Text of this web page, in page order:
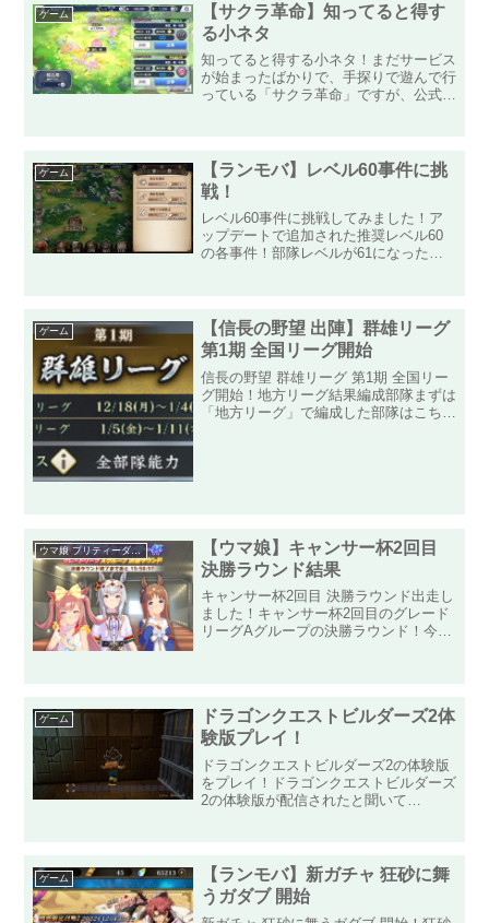
ゲーム
【サクラ革命】知ってると得す
る小ネタ
知ってると得する小ネタ！まだサービス
が始まったばかりで、手探りで遊んで行
っている「サクラ革命」ですが、公式か
分は公式のTwitter...
ゲーム
【ランモバ】レベル60事件に挑
戦！
レベル60事件に挑戦してみました！ア
ップデートで追加された推奨レベル60
の各事件！部隊レベルが61になったの
るアイテムが初登場の「村...
ゲーム
【信長の野望 出陣】群雄リーグ
第1期 全国リーグ開始
信長の野望 群雄リーグ 第1期 全国リー
グ開始！地方リーグ結果編成部隊まずは
「地方リーグ」で編成した部隊はこちら
ウマ娘 プリティーダービー
【ウマ娘】キャンサー杯2回目
決勝ラウンド結果
キャンサー杯2回目 決勝ラウンド出走し
ました！キャンサー杯2回目のグレード
リーグAグループの決勝ラウンド！今回
ゲーム
ドラゴンクエストビルダーズ2体
験版プレイ！
ドラゴンクエストビルダーズ2の体験版
をプレイ！ドラゴンクエストビルダーズ
2の体験版が配信されたと聞いて
の最初と同じに感...
ゲーム
【ランモバ】新ガチャ 狂砂に舞
うガダブ 開始